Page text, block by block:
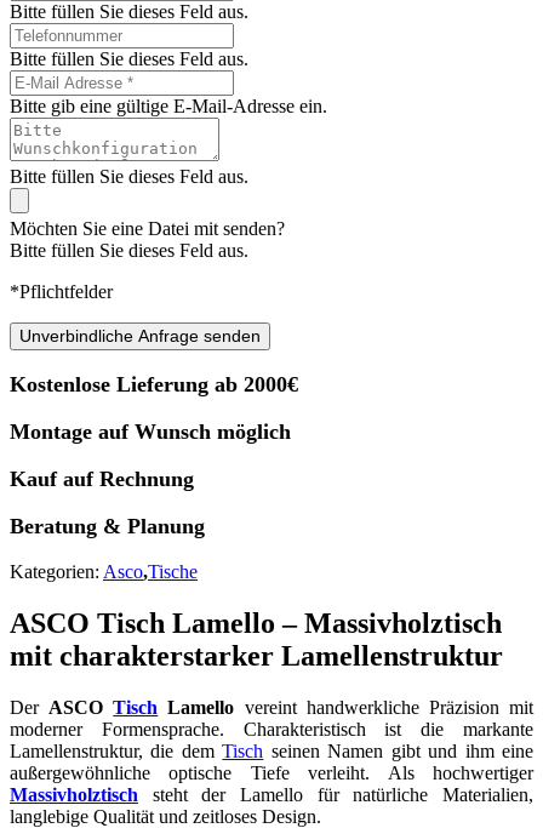
Bitte füllen Sie dieses Feld aus.
Bitte füllen Sie dieses Feld aus.
Bitte gib eine gültige E-Mail-Adresse ein.
Bitte füllen Sie dieses Feld aus.
Möchten Sie eine Datei mit senden?
Bitte füllen Sie dieses Feld aus.
*Pflichtfelder
Unverbindliche Anfrage senden
Kostenlose Lieferung ab 2000€
Montage auf Wunsch möglich
Kauf auf Rechnung
Beratung & Planung
Kategorien: Asco,Tische
ASCO Tisch Lamello – Massivholztisch
mit charakterstarker Lamellenstruktur
Der ASCOTisch Lamello vereint handwerkliche Präzision mit
moderner Formensprache. Charakteristisch ist die markante
Lamellenstruktur, die demTisch seinen Namen gibt und ihm eine
außergewöhnliche optische Tiefe verleiht. Als hochwertiger
Massivholztisch steht der Lamello für natürliche Materialien,
langlebige Qualität und zeitloses Design.